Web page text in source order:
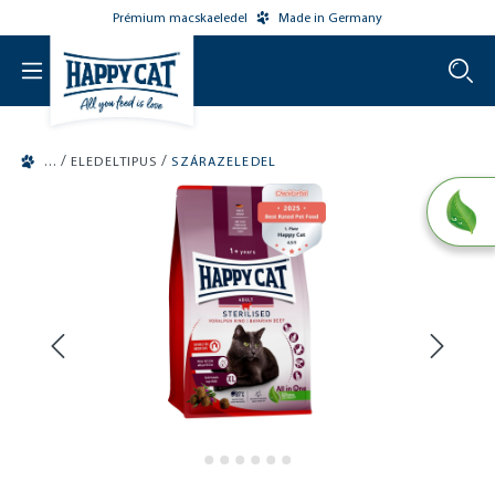
Prémium macskaeledel Made in Germany
/ ELEDELTIPUS / SZÁRAZELEDEL